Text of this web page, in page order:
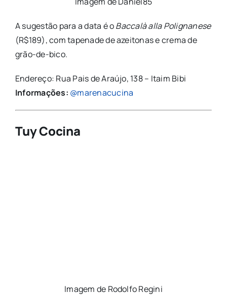
A sugestão para a data é oBaccalà alla Polignanese
(R$189), com tapenade de azeitonas e crema de
grão-de-bico.
Endereço: Rua Pais de Araújo, 138 – Itaim Bibi
Informações: @marenacucina
Tuy Cocina
Imagem de Rodolfo Regini